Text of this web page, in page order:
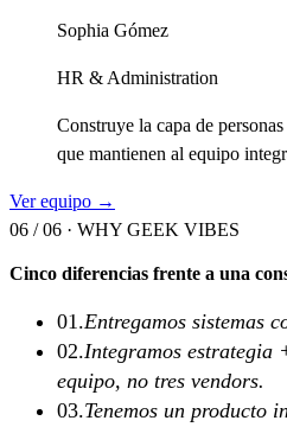
Sophia Gómez
HR & Administration
Construye la capa de
que mantienen al equipo
Ver equipo →
06 / 06 · WHY GEEK VIBES
Cinco diferencias frente a una
01.Entregamos sistemas
02.Integramos estrategia
equipo, no tres vendors.
03.Tenemos un producto